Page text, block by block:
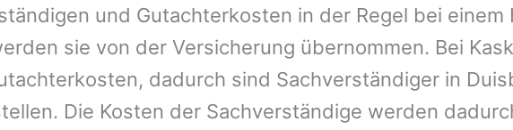
und Gutachterkosten in der Regel bei
sie von der Versicherung übernommen. Bei
dadurch sind Sachverständiger in
Die Kosten der Sachverständige werden